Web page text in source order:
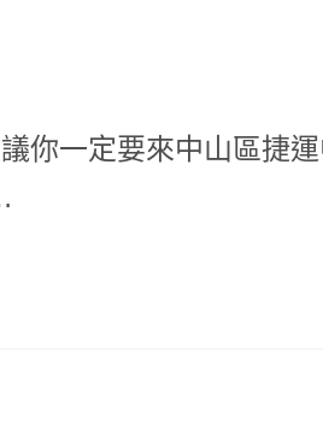
你一定要來中山區捷